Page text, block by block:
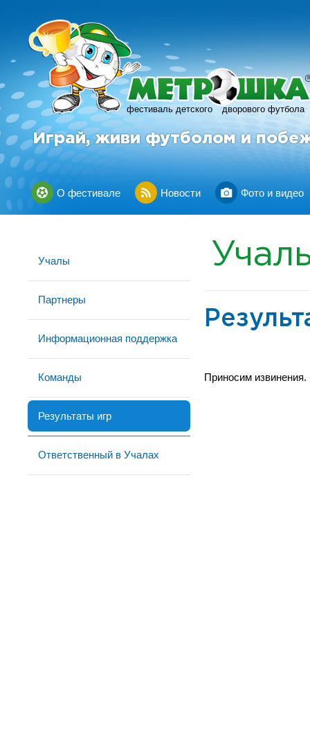
фестиваль детского дворового футбола
R
Играй, живи футболом и
О фестивале Новости Фото и видео
Учалы
Партнеры
Информационная поддержка
Команды
Результаты игр
Ответственный в Учалах
Приносим